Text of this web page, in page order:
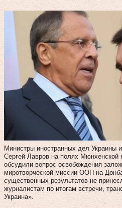
Министры иностранных дел Украины
Сергей Лавров на полях
обсудили вопрос освобождения
миротворческой миссии ООН на
существенных результатов не
журналистам по итогам встречи,
Украина».